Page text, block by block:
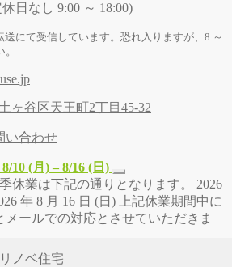
ノベ住宅
日なし 9:00 ～ 18:00)
にて受信しています。恐れ入りますが、8 ～
ヶ谷区天王町2丁目45-32
い合わせ
10 (月) – 8/16 (日)
休業は下記の通りとなります。 2026
年 8 月 16 日 (日) 上記休業期間中に
ールでの対応とさせていただきま